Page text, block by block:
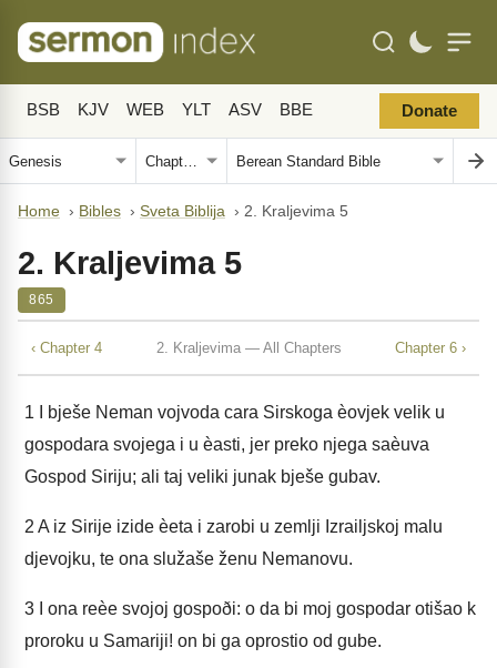
BSB KJV WEB YLT ASV BBE Donate
Home › Bibles › Sveta Biblija › 2. Kraljevima 5
2. Kraljevima 5
865
‹ Chapter 4 2. Kraljevima — All Chapters Chapter 6 ›
1 I bješe Neman vojvoda cara Sirskoga èovjek velik u
gospodara svojega i u èasti, jer preko njega saèuva
Gospod Siriju; ali taj veliki junak bješe gubav.
2 A iz Sirije izide èeta i zarobi u zemlji Izrailjskoj malu
djevojku, te ona služaše ženu Nemanovu.
3 I ona reèe svojoj gospoði: o da bi moj gospodar otišao k
proroku u Samariji! on bi ga oprostio od gube.